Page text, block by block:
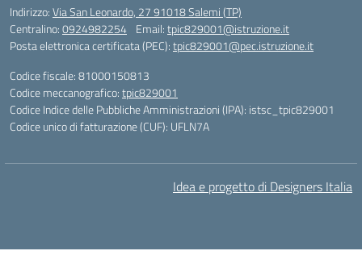
Indirizzo:Via San Leonardo, 27 91018 Salemi (TP)
Centralino:0924982254 Email:tpic829001@istruzione.it
Posta elettronica certificata (PEC):tpic829001@pec.istruzione.it
Codice fiscale: 81000150813
Codice meccanografico:tpic829001
Codice Indice delle Pubbliche Amministrazioni (IPA): istsc_tpic829001
Codice unico di fatturazione (CUF): UFLN7A
Idea e progetto di Designers Italia